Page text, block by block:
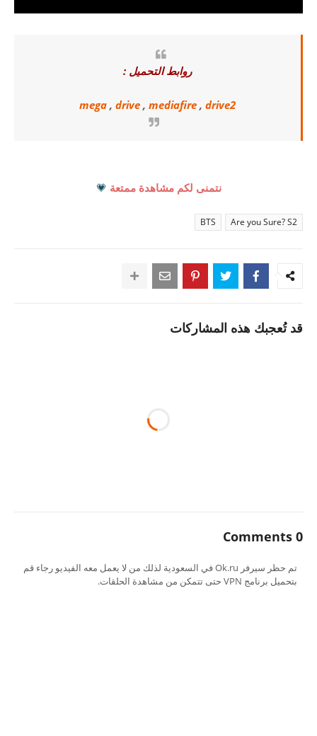
روابط التحميل :
mega , drive , mediafire , drive2
نتمنى لكم مشاهدة ممتعة 💗
Are you Sure? S2
BTS
قد تُعجبك هذه المشاركات
0 Comments
تم حظر سيرفر Ok.ru في السعودية لذلك من لا يعمل معه الفيديو رجاء قم
بتحميل برنامج VPN حتى تتمكن من مشاهدة الحلقات.